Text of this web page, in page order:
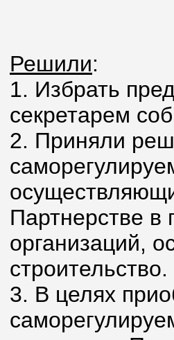
Решили:
1. Избрать
секретарем
2. Приняли
Партнерстве в
организаций,
строительство.
3. В целях